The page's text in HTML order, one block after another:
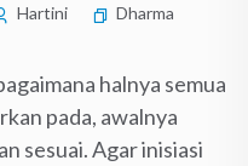
Hartini
Dharma
halnya semua
pada, awalnya
sesuai. Agar inisiasi